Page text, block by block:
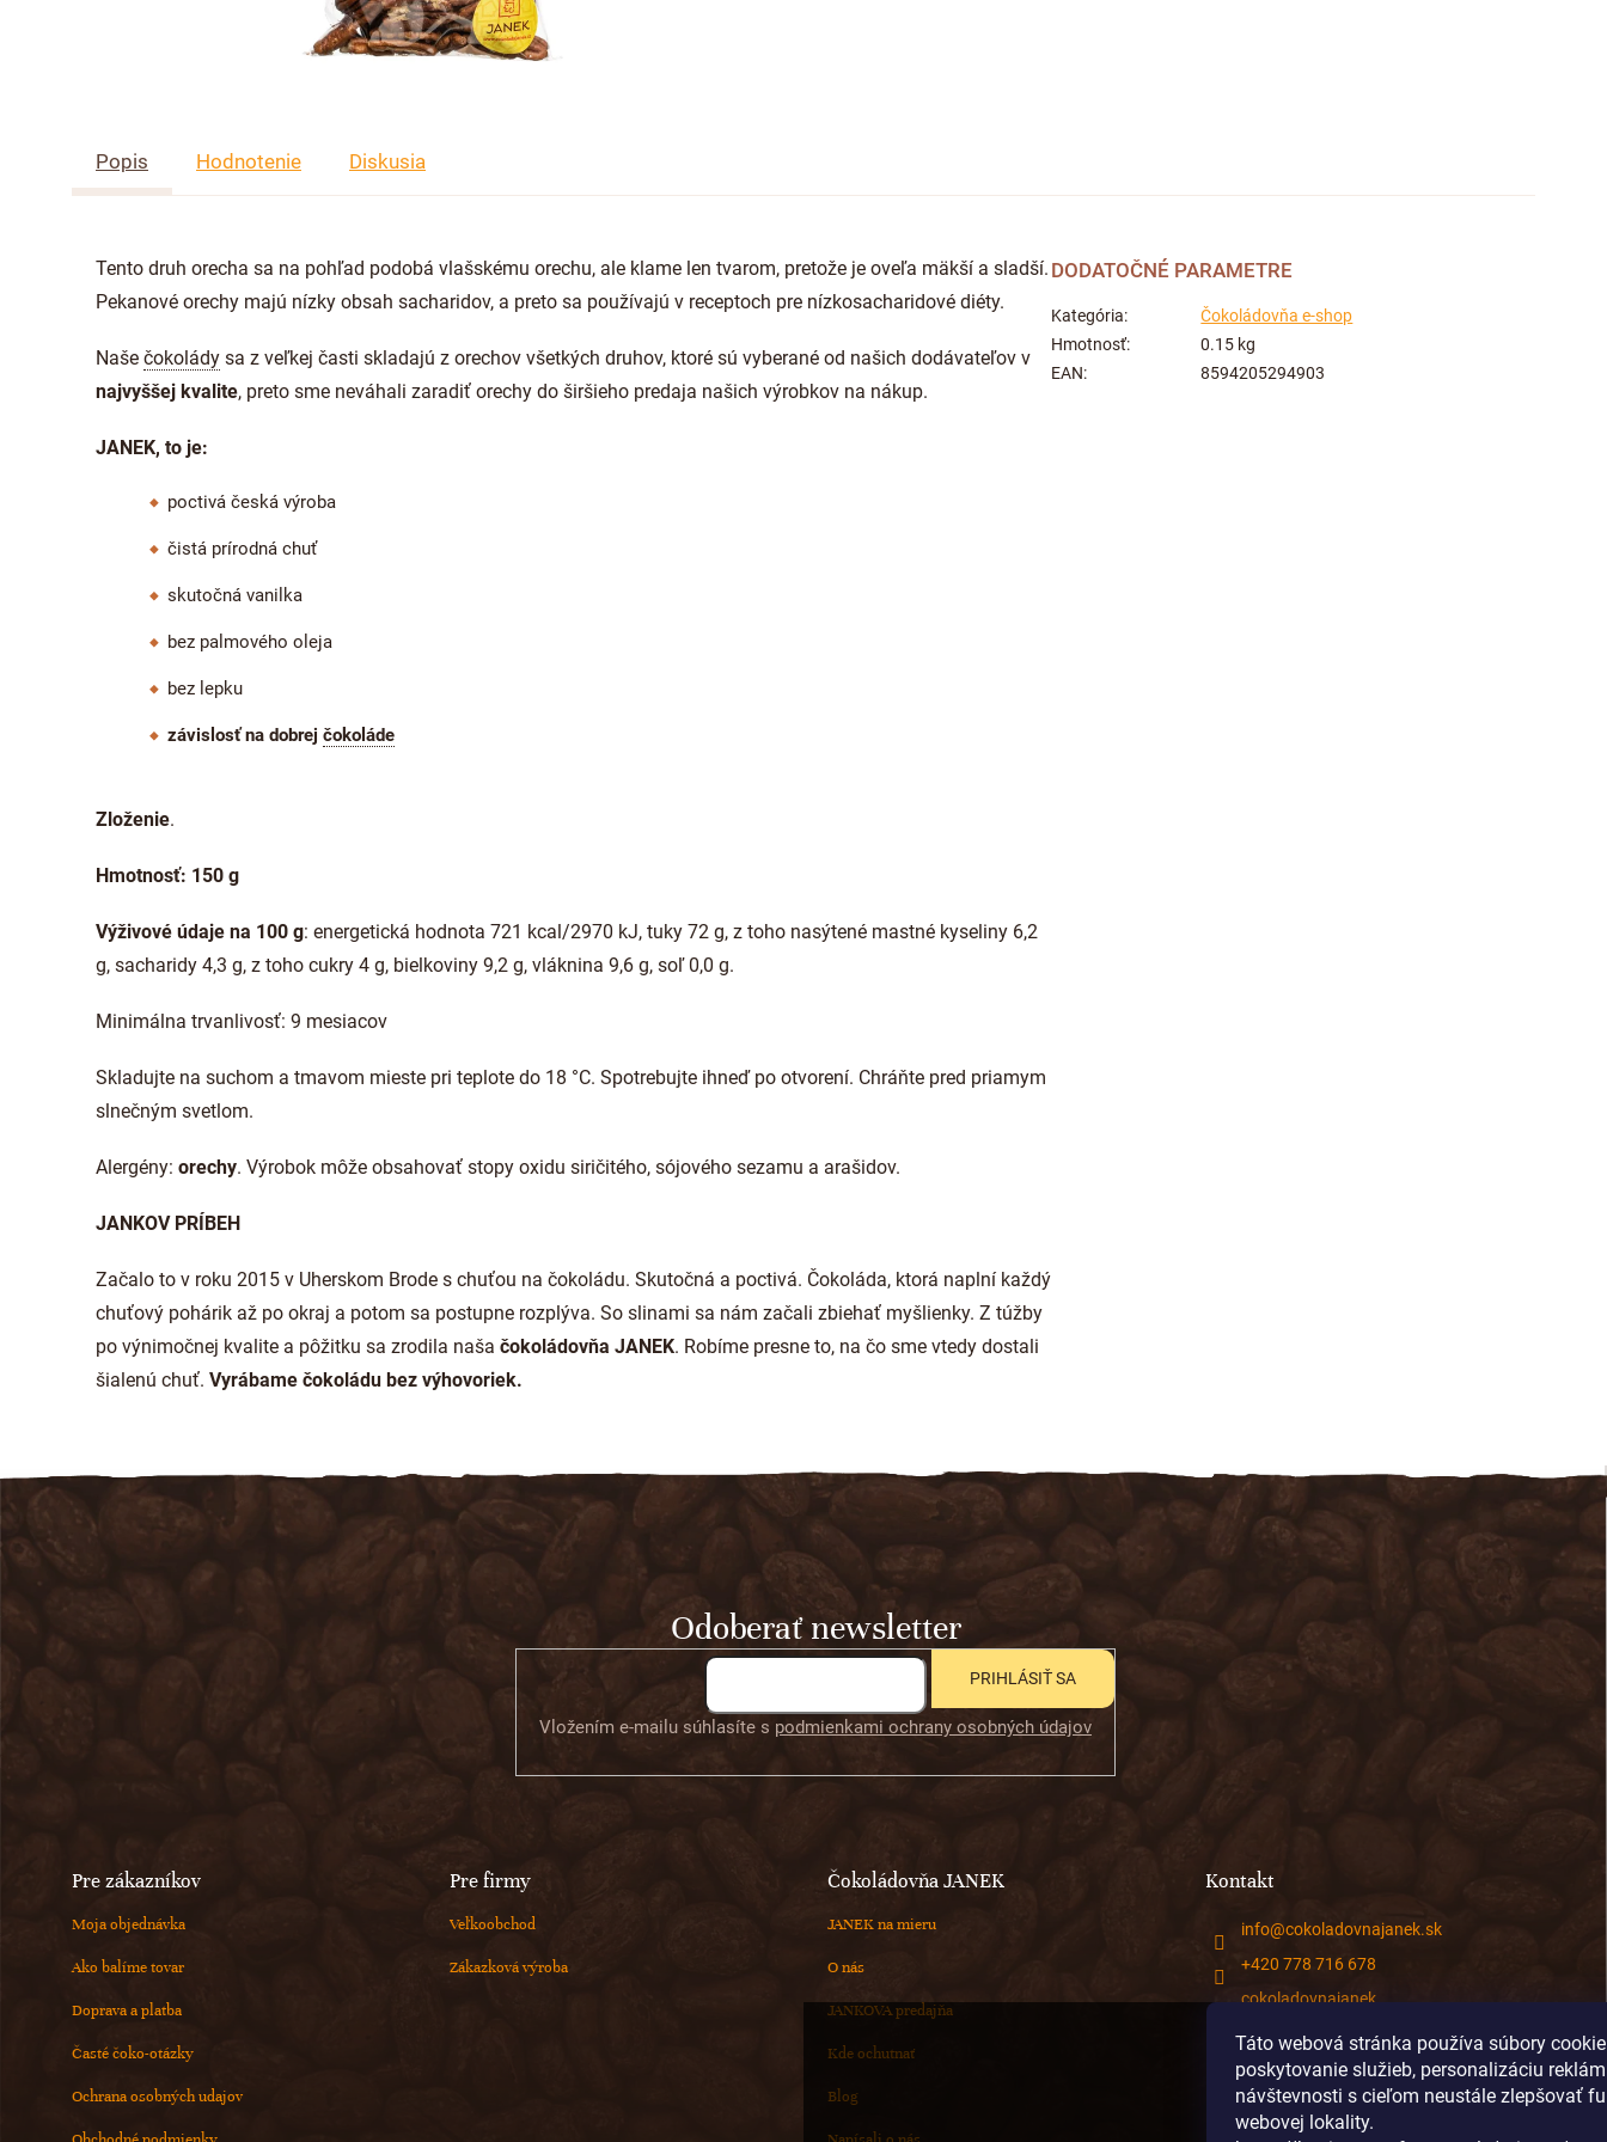
Táto webová stránka používa súbory
poskytovanie služieb, personalizáciu
návštevnosti s cieľom neustále zlepšovať
webovej lokality.
Popis Hodnotenie Diskusia
Tento druh orecha sa na pohľad podobá vlašskému orechu, ale klame len tvarom, pretože je oveľa mäkší a sladší.
Pekanové orechy majú nízky obsah sacharidov, a preto sa používajú v receptoch pre nízkosacharidové diéty.
Naše čokolády sa z veľkej časti skladajú z orechov všetkých druhov, ktoré sú vyberané od našich dodávateľov v
najvyššej kvalite, preto sme neváhali zaradiť orechy do širšieho predaja našich výrobkov na nákup.
JANEK, to je:
poctivá česká výroba
čistá prírodná chuť
skutočná vanilka
bez palmového oleja
bez lepku
závislosť na dobrej čokoláde
Zloženie.
Hmotnosť: 150 g
Výživové údaje na 100 g: energetická hodnota 721 kcal/2970 kJ, tuky 72 g, z toho nasýtené mastné kyseliny 6,2
g, sacharidy 4,3 g, z toho cukry 4 g, bielkoviny 9,2 g, vláknina 9,6 g, soľ 0,0 g.
Minimálna trvanlivosť: 9 mesiacov
Skladujte na suchom a tmavom mieste pri teplote do 18 °C. Spotrebujte ihneď po otvorení. Chráňte pred priamym
slnečným svetlom.
Alergény: orechy. Výrobok môže obsahovať stopy oxidu siričitého, sójového sezamu a arašidov.
JANKOV PRÍBEH
Začalo to v roku 2015 v Uherskom Brode s chuťou na čokoládu. Skutočná a poctivá. Čokoláda, ktorá naplní každý
chuťový pohárik až po okraj a potom sa postupne rozplýva. So slinami sa nám začali zbiehať myšlienky. Z túžby
po výnimočnej kvalite a pôžitku sa zrodila naša čokoládovňa JANEK. Robíme presne to, na čo sme vtedy dostali
šialenú chuť. Vyrábame čokoládu bez výhovoriek.
DODATOČNÉ PARAMETRE
Kategória:
Čokoládovňa e-shop
Hmotnosť:
0.15 kg
EAN: 8594205294903
Z
á
p
ä
Odoberať newsletter
Vložením e-mailu súhlasíte s podmienkami ochrany osobných údajov
PRIHLÁSIŤ SA
Pre zákazníkov
Moja objednávka
Ako balíme tovar
Doprava a platba
Časté čoko-otázky
Ochrana osobných udajov
Pre firmy
Veľkoobchod
Zákazková výroba
Čokoládovňa JANEK
JANEK na mieru
O nás
JANKOVA predajňa
Kde ochutnať
Blog
Kontakt
info@cokoladovnajanek.sk
+420 778 716 678
cokoladovnajanek
cokoladovnajanek
@janek_chocolate